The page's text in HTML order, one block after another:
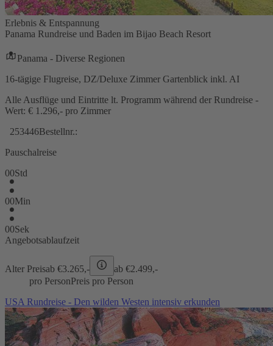
Erlebnis & Entspannung
Panama Rundreise und Baden im Bijao Beach Resort
Panama - Diverse Regionen
16-tägige Flugreise, DZ/Deluxe Zimmer Gartenblick inkl. AI
Alle Ausflüge und Eintritte lt. Programm während der Rundreise -
Wert: € 1.296,- pro Zimmer
253446Bestellnr.:
Pauschalreise
00Std
00Min
00Sek
Angebotsablaufzeit
Alter Preisab €3.265,- ab €2.499,-
pro PersonPreis pro Person
USA Rundreise - Den wilden Westen intensiv erkunden